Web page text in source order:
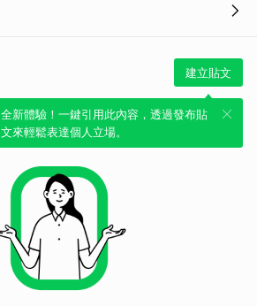
建立貼文
全新體驗！一鍵引用此內容，透過發布貼
文來輕鬆表達個人立場。